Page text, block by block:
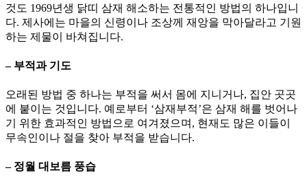
것도 1969년생 닭띠 삼재 해소하는 전통적인 방법의 하나입니
다. 제사에는 마을의 신령이나 조상께 재앙을 막아달라고 기원
하는 제물이 바쳐집니다.
– 부적과 기도
오래된 방법 중 하나는 부적을 써서 몸에 지니거나, 집안 곳곳
에 붙이는 것입니다. 예로부터 ‘삼재부적’은 삼재 해를 벗어나
기 위한 효과적인 방법으로 여겨졌으며, 현재도 많은 이들이
무속인이나 절을 찾아 부적을 받습니다.
– 정월 대보름 풍습